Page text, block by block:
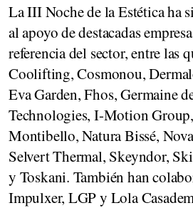
La III Noche de la Estética ha
al apoyo de destacadas
referencia del sector, entre las
Coolifting, Cosmonou,
Eva Garden, Fhos, Germaine
Technologies, I-Motion
Montibello, Natura Bissé,
Selvert Thermal, Skeyndor,
y Toskani. También han
Impulxer, LGP y Lola